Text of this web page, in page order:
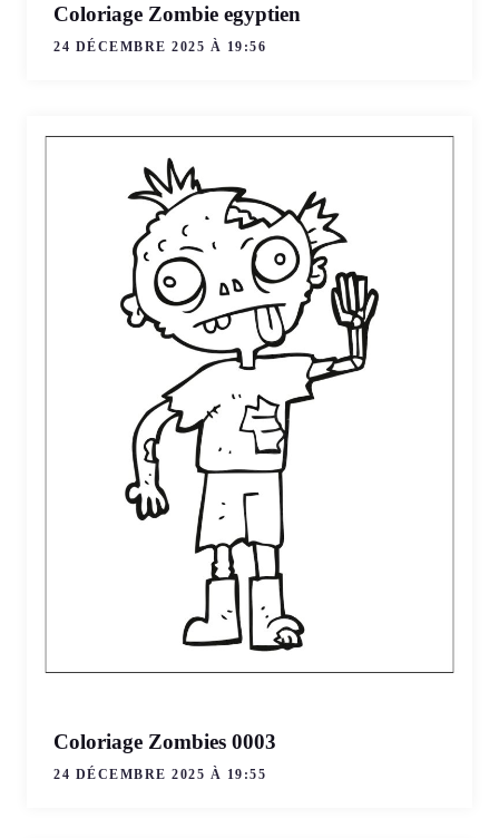
Coloriage Zombie egyptien
24 DÉCEMBRE 2025 À 19:56
Coloriage Zombies 0003
24 DÉCEMBRE 2025 À 19:55